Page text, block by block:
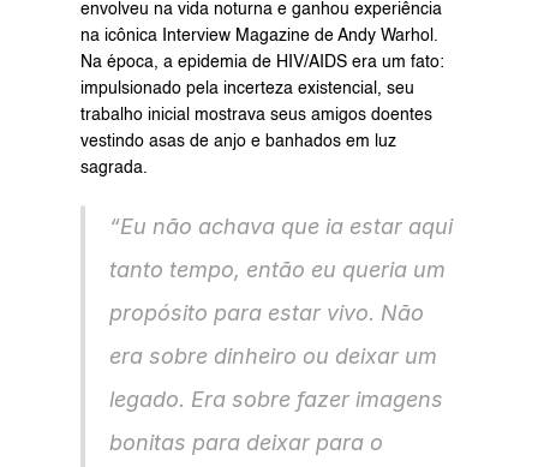
envolveu na vida noturna e ganhou experiência
na icônica Interview Magazine de Andy Warhol.
Na época, a epidemia de HIV/AIDS era um fato:
impulsionado pela incerteza existencial, seu
trabalho inicial mostrava seus amigos doentes
vestindo asas de anjo e banhados em luz
sagrada.
“Eu não achava que ia estar aqui
tanto tempo, então eu queria um
propósito para estar vivo. Não
era sobre dinheiro ou deixar um
legado. Era sobre fazer imagens
bonitas para deixar para o